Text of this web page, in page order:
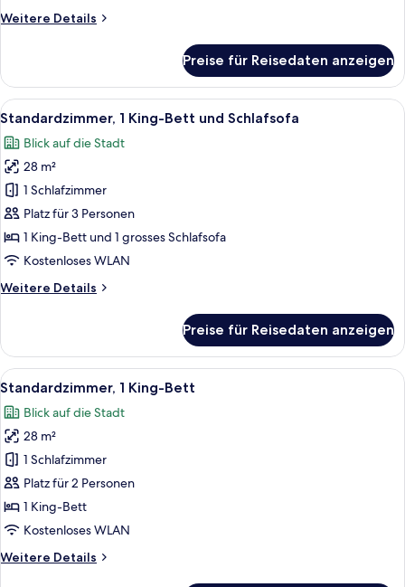
Weitere Details
Weitere
Zimmer,
2 Einzelbetten
(Sea
Preise für Reisedaten anzeigen
Alle
Fotos
für
Standardzimmer,
1 King-
Bett
und
Schlafsofa
Ein modernes Hotelzimmer mit
12
Standardzimmer, 1 King-Bett und Schlafsofa
Blick auf die Stadt
28 m²
1 Schlafzimmer
Platz für 3 Personen
1 King-Bett und 1 grosses Schlafsofa
Kostenloses WLAN
Weitere Details
Weitere
1 King-
Bett
und
Preise für Reisedaten anzeigen
Alle
Fotos
für
Standardzimmer,
1 King-
Bett
anzeigen
Ein Hotelzimmer mit einem großen
14
Standardzimmer, 1 King-Bett
Blick auf die Stadt
28 m²
1 Schlafzimmer
Platz für 2 Personen
1 King-Bett
Kostenloses WLAN
Weitere Details
Weitere